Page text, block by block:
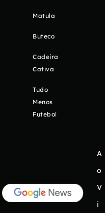
Matula
Buteco
Cadeira
Cativa
Tudo
Menos
Futebol
A
o
V
i